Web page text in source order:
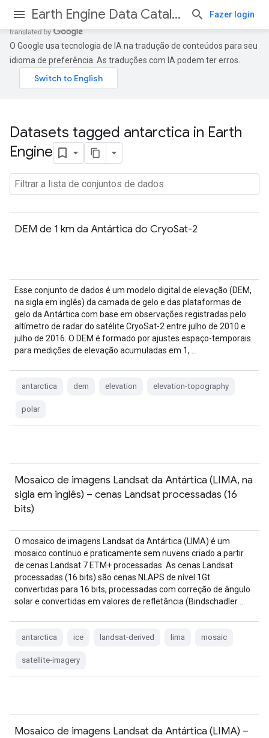
Earth Engine Data Catalog Fazer login
O Google usa tecnologia de IA na tradução de conteúdos para seu
idioma de preferência. As traduções com IA podem ter erros.
Datasets tagged antarctica in Earth
Engine
DEM de 1 km da Antártica do CryoSat-2
Esse conjunto de dados é um modelo digital de elevação (DEM,
na sigla em inglês) da camada de gelo e das plataformas de
gelo da Antártica com base em observações registradas pelo
altímetro de radar do satélite CryoSat-2 entre julho de 2010 e
julho de 2016. O DEM é formado por ajustes espaço-temporais
para medições de elevação acumuladas em 1, …
antarctica dem elevation elevation-topography
polar
Mosaico de imagens Landsat da Antártica (LIMA, na
sigla em inglês) – cenas Landsat processadas (16
bits)
O mosaico de imagens Landsat da Antártica (LIMA) é um
mosaico contínuo e praticamente sem nuvens criado a partir
de cenas Landsat 7 ETM+ processadas. As cenas Landsat
processadas (16 bits) são cenas NLAPS de nível 1Gt
convertidas para 16 bits, processadas com correção de ângulo
solar e convertidas em valores de refletância (Bindschadler …
antarctica ice landsat-derived lima mosaic
satellite-imagery
Mosaico de imagens Landsat da Antártica (LIMA) –